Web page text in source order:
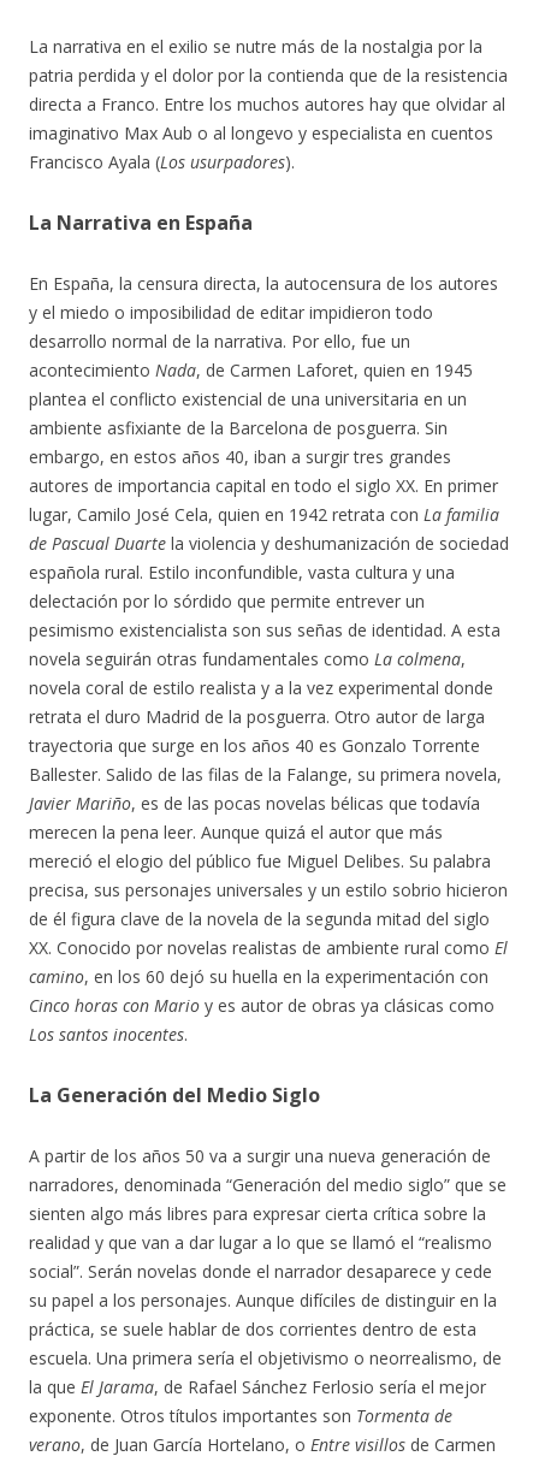
La narrativa en el exilio se nutre más de la nostalgia por la
patria perdida y el dolor por la contienda que de la resistencia
directa a Franco. Entre los muchos autores hay que olvidar al
imaginativo Max Aub o al longevo y especialista en cuentos
Francisco Ayala (Los usurpadores).
La Narrativa en España
En España, la censura directa, la autocensura de los autores
y el miedo o imposibilidad de editar impidieron todo
desarrollo normal de la narrativa. Por ello, fue un
acontecimiento Nada, de Carmen Laforet, quien en 1945
plantea el conflicto existencial de una universitaria en un
ambiente asfixiante de la Barcelona de posguerra. Sin
embargo, en estos años 40, iban a surgir tres grandes
autores de importancia capital en todo el siglo XX. En primer
lugar, Camilo José Cela, quien en 1942 retrata con La familia
de Pascual Duarte la violencia y deshumanización de sociedad
española rural. Estilo inconfundible, vasta cultura y una
delectación por lo sórdido que permite entrever un
pesimismo existencialista son sus señas de identidad. A esta
novela seguirán otras fundamentales como La colmena,
novela coral de estilo realista y a la vez experimental donde
retrata el duro Madrid de la posguerra. Otro autor de larga
trayectoria que surge en los años 40 es Gonzalo Torrente
Ballester. Salido de las filas de la Falange, su primera novela,
Javier Mariño, es de las pocas novelas bélicas que todavía
merecen la pena leer. Aunque quizá el autor que más
mereció el elogio del público fue Miguel Delibes. Su palabra
precisa, sus personajes universales y un estilo sobrio hicieron
de él figura clave de la novela de la segunda mitad del siglo
XX. Conocido por novelas realistas de ambiente rural como El
camino, en los 60 dejó su huella en la experimentación con
Cinco horas con Mario y es autor de obras ya clásicas como
Los santos inocentes.
La Generación del Medio Siglo
A partir de los años 50 va a surgir una nueva generación de
narradores, denominada “Generación del medio siglo” que se
sienten algo más libres para expresar cierta crítica sobre la
realidad y que van a dar lugar a lo que se llamó el “realismo
social”. Serán novelas donde el narrador desaparece y cede
su papel a los personajes. Aunque difíciles de distinguir en la
práctica, se suele hablar de dos corrientes dentro de esta
escuela. Una primera sería el objetivismo o neorrealismo, de
la que El Jarama, de Rafael Sánchez Ferlosio sería el mejor
exponente. Otros títulos importantes son Tormenta de
verano, de Juan García Hortelano, o Entre visillos de Carmen